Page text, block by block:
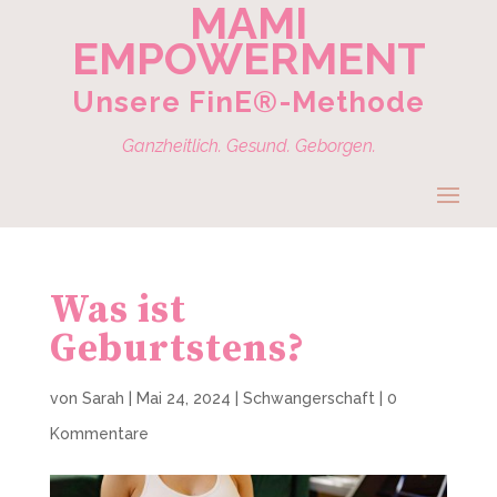
MAMI
EMPOWERMENT
Unsere FinE®-Methode
Ganzheitlich. Gesund. Geborgen.
Was ist
Geburtstens?
von Sarah Mai 24, 2024 Schwangerschaft
0
Kommentare